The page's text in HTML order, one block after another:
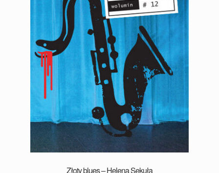
Złoty blues – Helena Sekuła